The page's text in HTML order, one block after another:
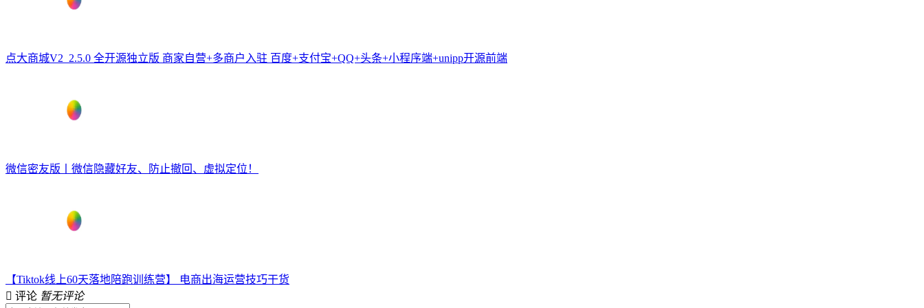
点大商城V2_2.5.0 全开源独立版 商家自营+多商户入驻 百度+支付宝+QQ+头条+小程序端+unipp开源前端
微信密友版丨微信隐藏好友、防止撤回、虚拟定位！
【Tiktok线上60天落地陪跑训练营】 电商出海运营技巧干货
评论 暂无评论